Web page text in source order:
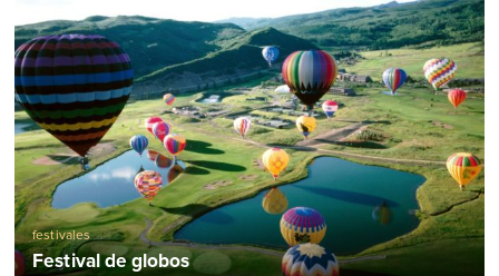
festivales
Festival de globos